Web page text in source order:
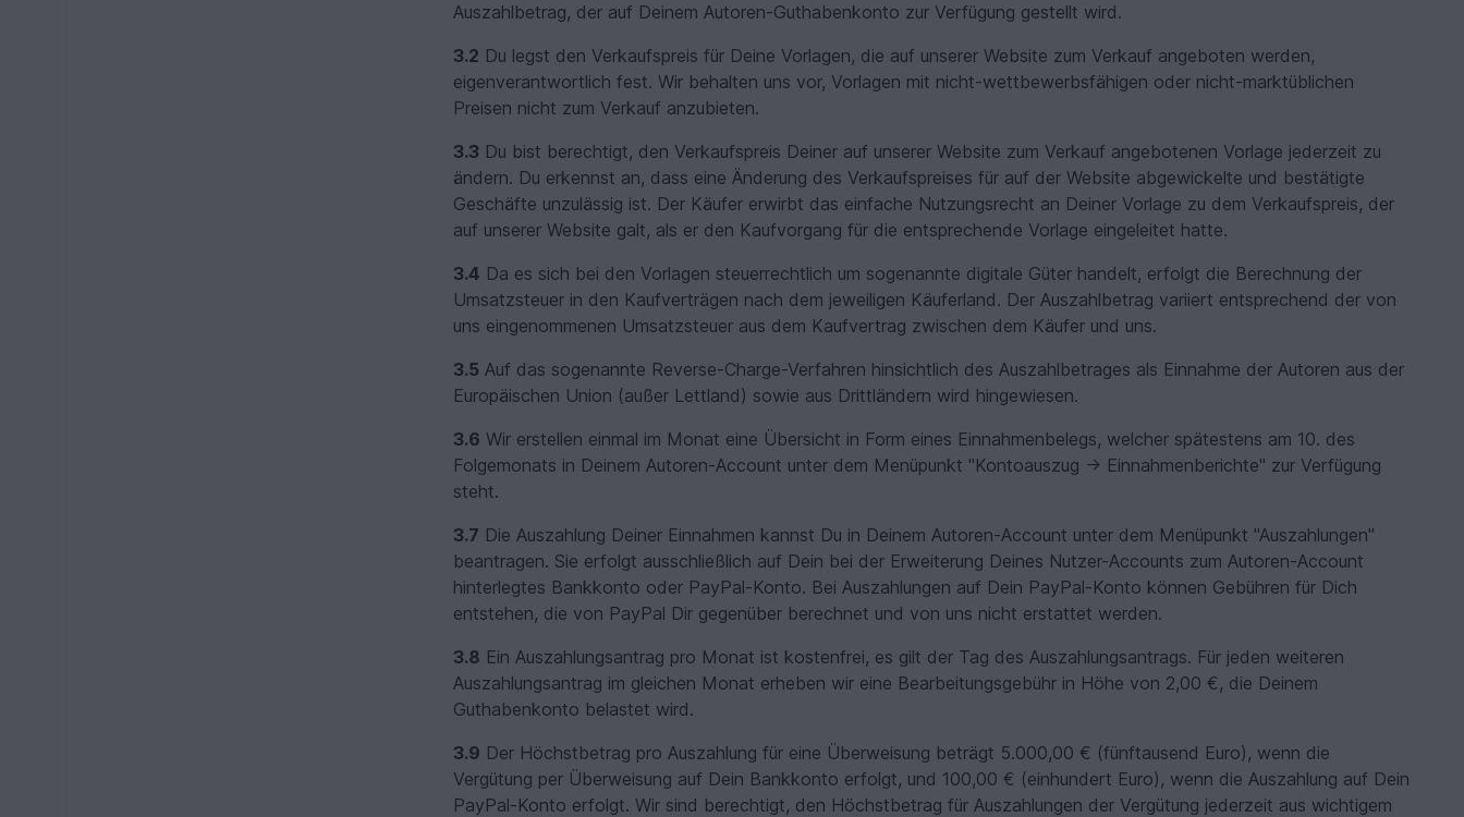
Auszahlbetrag, der auf Deinem Autoren-Guthabenkonto zur Verfügung gestellt wird.
3.2 Du legst den Verkaufspreis für Deine Vorlagen, die auf unserer Website zum Verkauf angeboten werden,
eigenverantwortlich fest. Wir behalten uns vor, Vorlagen mit nicht-wettbewerbsfähigen oder nicht-marktüblichen
Preisen nicht zum Verkauf anzubieten.
3.3 Du bist berechtigt, den Verkaufspreis Deiner auf unserer Website zum Verkauf angebotenen Vorlage jederzeit zu
ändern. Du erkennst an, dass eine Änderung des Verkaufspreises für auf der Website abgewickelte und bestätigte
Geschäfte unzulässig ist. Der Käufer erwirbt das einfache Nutzungsrecht an Deiner Vorlage zu dem Verkaufspreis, der
auf unserer Website galt, als er den Kaufvorgang für die entsprechende Vorlage eingeleitet hatte.
3.4 Da es sich bei den Vorlagen steuerrechtlich um sogenannte digitale Güter handelt, erfolgt die Berechnung der
Umsatzsteuer in den Kaufverträgen nach dem jeweiligen Käuferland. Der Auszahlbetrag variiert entsprechend der von
uns eingenommenen Umsatzsteuer aus dem Kaufvertrag zwischen dem Käufer und uns.
3.5 Auf das sogenannte Reverse-Charge-Verfahren hinsichtlich des Auszahlbetrages als Einnahme der Autoren aus der
Europäischen Union (außer Lettland) sowie aus Drittländern wird hingewiesen.
3.6 Wir erstellen einmal im Monat eine Übersicht in Form eines Einnahmenbelegs, welcher spätestens am 10. des
Folgemonats in Deinem Autoren-Account unter dem Menüpunkt "Kontoauszug -> Einnahmenberichte" zur Verfügung
steht.
3.7 Die Auszahlung Deiner Einnahmen kannst Du in Deinem Autoren-Account unter dem Menüpunkt "Auszahlungen"
beantragen. Sie erfolgt ausschließlich auf Dein bei der Erweiterung Deines Nutzer-Accounts zum Autoren-Account
hinterlegtes Bankkonto oder PayPal-Konto. Bei Auszahlungen auf Dein PayPal-Konto können Gebühren für Dich
entstehen, die von PayPal Dir gegenüber berechnet und von uns nicht erstattet werden.
3.8 Ein Auszahlungsantrag pro Monat ist kostenfrei, es gilt der Tag des Auszahlungsantrags. Für jeden weiteren
Auszahlungsantrag im gleichen Monat erheben wir eine Bearbeitungsgebühr in Höhe von 2,00 €, die Deinem
Guthabenkonto belastet wird.
3.9 Der Höchstbetrag pro Auszahlung für eine Überweisung beträgt 5.000,00 € (fünftausend Euro), wenn die
Vergütung per Überweisung auf Dein Bankkonto erfolgt, und 100,00 € (einhundert Euro), wenn die Auszahlung auf Dein
PayPal-Konto erfolgt. Wir sind berechtigt, den Höchstbetrag für Auszahlungen der Vergütung jederzeit aus wichtigem